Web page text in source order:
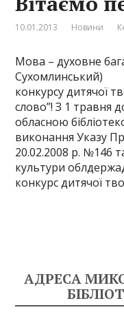
10.01.2013 Новини
Мова – духовне
Сухомлинський)
конкурсу дитячої
слово”! З 1 травня
обласною
виконання Указу
20.02.2008 р. №146
культури
конкурс дитячої
АДРЕСА